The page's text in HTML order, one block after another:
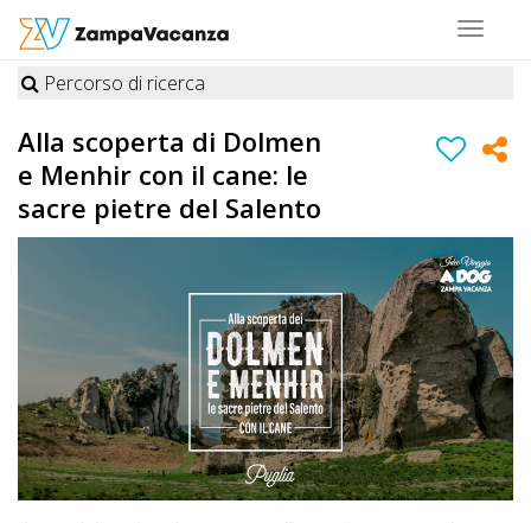
Toggle
STRUTTURE
A
DOG
DOG
OFFERTE
Percorso di ricerca
Alla scoperta di Dolmen
e Menhir con il cane: le
sacre pietre del Salento